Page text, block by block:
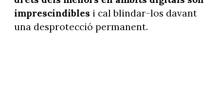
imprescindibles i cal blindar-los davant
una desprotecció permanent.